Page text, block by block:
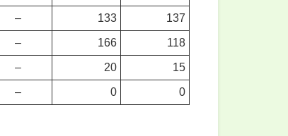
– 133 137
– 166 118
– 20 15
– 0 0